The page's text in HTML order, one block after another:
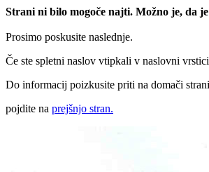
Strani ni bilo mogoče najti. Možno je, da
Prosimo poskusite naslednje.
Če ste spletni naslov vtipkali v naslovni
Do informacij poizkusite priti na domači strani
pojdite na prejšnjo stran.